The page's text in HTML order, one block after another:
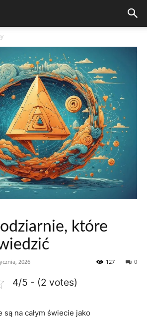
które
2026 0
127
4/5 - (2 votes)
​są⁢ na ​całym świecie jako